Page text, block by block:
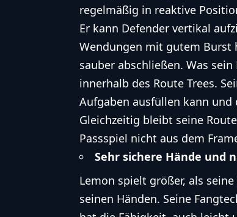
regelmäßig in reaktive
Er kann Defender vertikal
Wendungen mit gutem Burst
sauber abschließen. Was
innerhalb des Route Trees.
Aufgaben ausfüllen kann und
Gleichzeitig bleibt seine
Passspiel nicht aus dem
Sehr sichere Hände und
Lemon spielt größer, als
seinen Händen. Seine